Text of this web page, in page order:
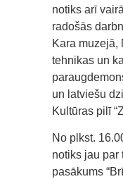
notiks arī
radošās
Kara muzejā,
tehnikas un
un latviešu
Kultūras pilī
No plkst.
notiks jau par
pasākums